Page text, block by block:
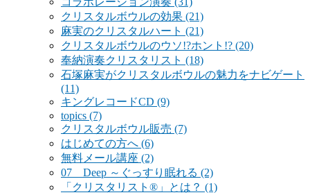
クリスタルボウルの効果 (21)
麻実のクリスタルハート (21)
クリスタルボウルのウソ!?ホント!? (20)
奉納演奏クリスタリスト (18)
石塚麻実がクリスタルボウルの魅力をナビゲート
(11)
キングレコードCD (9)
topics (7)
クリスタルボウル販売 (7)
はじめての方へ (6)
無料メール講座 (2)
07 Deep ～ぐっすり眠れる (2)
「クリスタリスト®」とは？ (1)